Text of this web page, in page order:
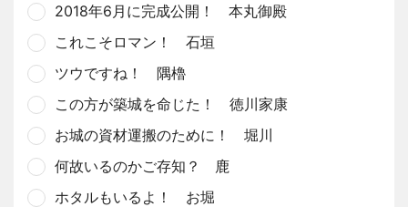
2018年6月に完成公開！ 本丸御殿
これこそロマン！ 石垣
ツウですね！ 隅櫓
この方が築城を命じた！ 徳川家康
お城の資材運搬のために！ 堀川
何故いるのかご存知？ 鹿
ホタルもいるよ！ お堀